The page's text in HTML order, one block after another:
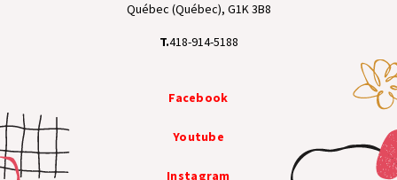
T.418-914-5188
Québec (Québec), G1K 3B8
Facebook
Youtube
Instagram